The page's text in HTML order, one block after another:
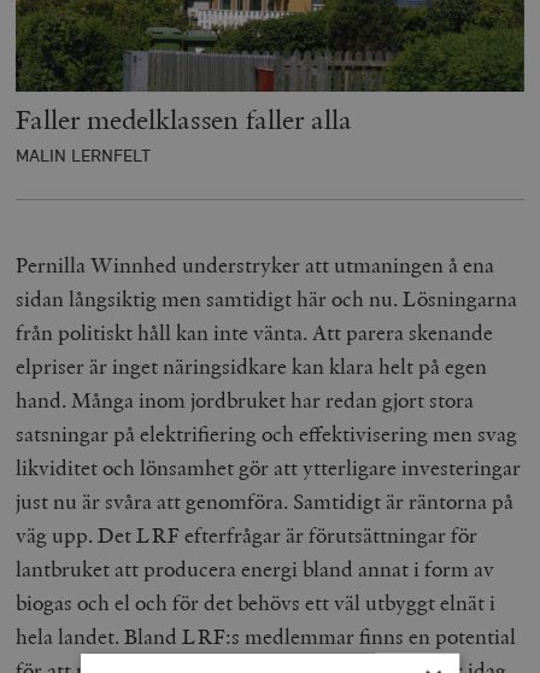
Faller medelklassen faller alla
MALIN LERNFELT
Pernilla Winnhed understryker att utmaningen å ena
sidan långsiktig men samtidigt här och nu. Lösningarna
från politiskt håll kan inte vänta. Att parera skenande
elpriser är inget näringsidkare kan klara helt på egen
hand. Många inom jordbruket har redan gjort stora
satsningar på elektrifiering och effektivisering men svag
likviditet och lönsamhet gör att ytterligare investeringar
just nu är svåra att genomföra. Samtidigt är räntorna på
väg upp. Det LRF efterfrågar är förutsättningar för
lantbruket att producera energi bland annat i form av
biogas och el och för det behövs ett väl utbyggt elnät i
hela landet. Bland LRF:s medlemmar finns en potential